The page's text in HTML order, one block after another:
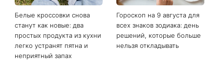
Белые кроссовки снова
станут как новые: два
простых продукта из кухни
легко устранят пятна и
неприятный запах
Гороскоп на 9 августа для
всех знаков зодиака: день
решений, которые больше
нельзя откладывать